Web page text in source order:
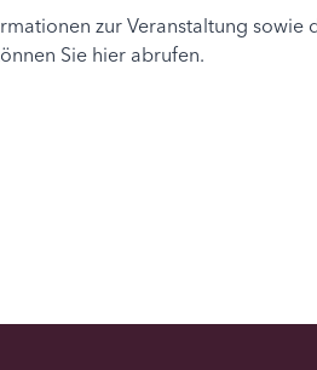
zur Veranstaltung sowie
Sie hier abrufen.